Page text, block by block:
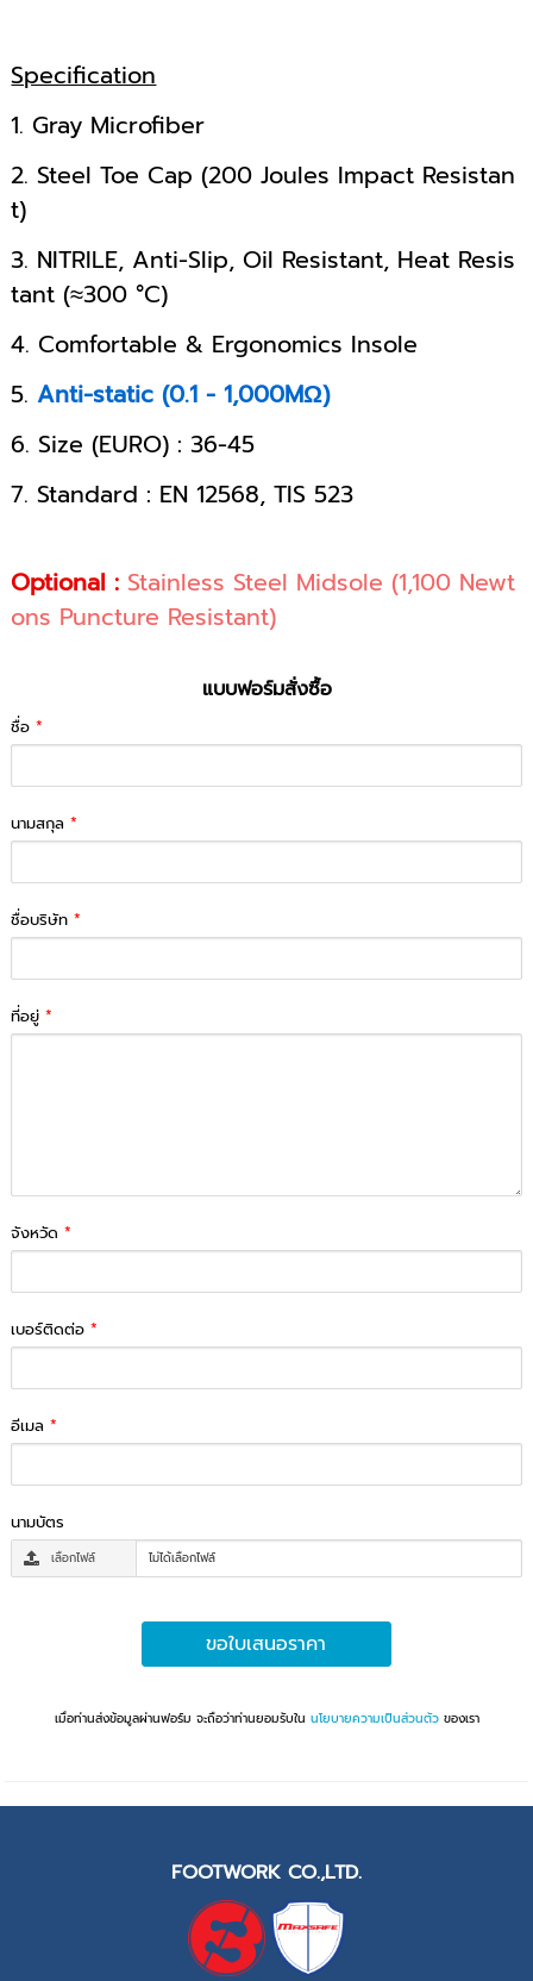
Specification
1. Gray Microfiber
2. Steel Toe Cap (200 Joules Impact Resistan
t)
3. NITRILE, Anti-Slip, Oil Resistant, Heat Resis
tant (≈300 °C)
4. Comfortable & Ergonomics Insole
5.Anti-static (0.1 - 1,000MΩ)
6. Size (EURO) : 36-45
7. Standard : EN 12568, TIS 523
Optional : Stainless Steel Midsole (1,100 Newt
ons Puncture Resistant)
แบบฟอร์มสั่งซื้อ
ชื่อ*
นามสกุล*
ชื่อบริษัท*
ที่อยู่*
จังหวัด*
เบอร์ติดต่อ*
อีเมล*
นามบัตร
เลือกไฟล์ ไม่ได้เลือกไฟล์
ขอใบเสนอราคา
เมื่อท่านส่งข้อมูลผ่านฟอร์ม จะถือว่าท่านยอมรับใน นโยบายความเป็นส่วนตัวของเรา
FOOTWORK CO.,LTD.